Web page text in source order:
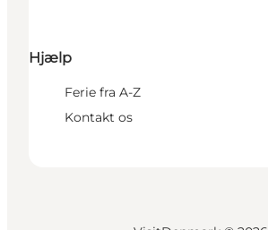
Hjælp
Ferie fra A-Z
Kontakt os